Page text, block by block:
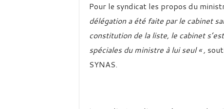
Pour le syndicat les propos du
délégation a été faite par le cabinet
constitution de la liste, le cabinet
spéciales du ministre à lui seul « ,
SYNAS.